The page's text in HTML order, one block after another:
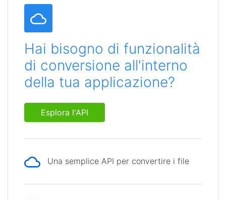
Hai bisogno di funzionalità
di conversione all'interno
della tua applicazione?
Esplora l'API
Una semplice API per convertire i file